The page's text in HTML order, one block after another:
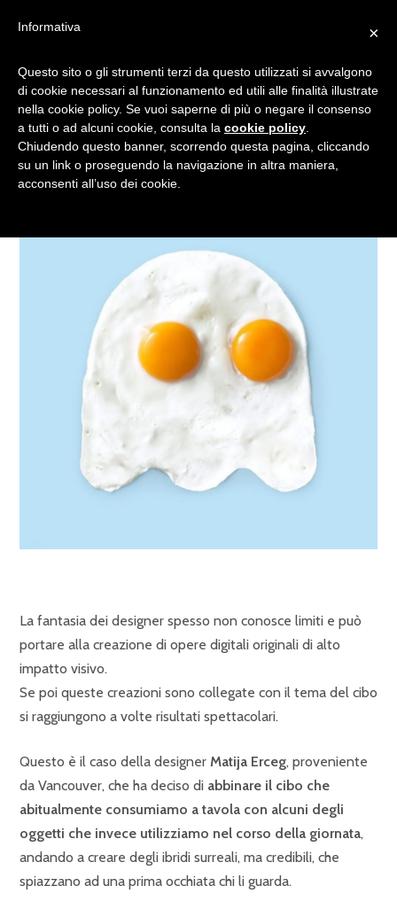
GLI IBRIDI SURREALI DI
MATIJA ERCEG
La fantasia dei designer spesso non conosce limiti e può
portare alla creazione di opere digitali originali di alto
impatto visivo.
Se poi queste creazioni sono collegate con il tema del cibo
si raggiungono a volte risultati spettacolari.
Questo è il caso della designer Matija Erceg, proveniente
da Vancouver, che ha deciso di abbinare il cibo che
abitualmente consumiamo a tavola con alcuni degli
oggetti che invece utilizziamo nel corso della giornata,
andando a creare degli ibridi surreali, ma credibili, che
spiazzano ad una prima occhiata chi li guarda.
×
Informativa
Questo sito o gli strumenti terzi da questo utilizzati si avvalgono
di cookie necessari al funzionamento ed utili alle finalità illustrate
nella cookie policy. Se vuoi saperne di più o negare il consenso
a tutti o ad alcuni cookie, consulta la cookie policy
Chiudendo questo banner, scorrendo questa pagina, cliccando
su un link o proseguendo la navigazione in altra maniera,
acconsenti all’uso dei cookie.